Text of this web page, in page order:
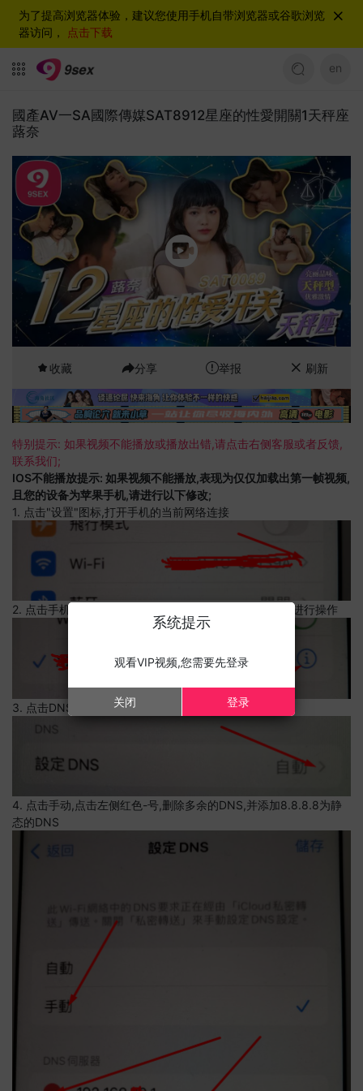
为了提高浏览器体验，建议您使用手机自带浏览器或谷歌浏览
器访问， 点击下载
en
國產AV一SA國際傳媒SAT8912星座的性愛開關1天秤座
蕗奈
收藏 分享 举报 刷新
特别提示: 如果视频不能播放或播放出错,请点击右侧客服或者反馈,
联系我们;
IOS不能播放提示: 如果视频不能播放,表现为仅仅加载出第一帧视频,
且您的设备为苹果手机,请进行以下修改;
1. 点击"设置"图标,打开手机的当前网络连接
2. 点击手机的当前网络连接,上边有一个感叹号,点击可以进行操作
3. 点击DNS设置
4. 点击手动,点击左侧红色-号,删除多余的DNS,并添加8.8.8.8为静
态的DNS
系统提示
观看VIP视频,您需要先登录
关闭 登录